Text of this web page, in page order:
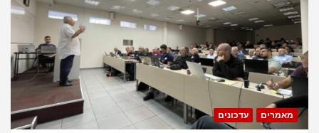
מאמרים עדכונים